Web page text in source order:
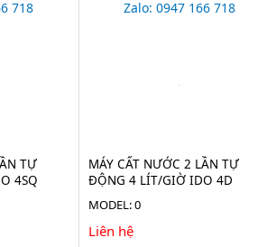
718
TỰ
4SQ
Zalo: 0947 166 718
MÁY CẤT NƯỚC 2 LẦN TỰ
ĐỘNG 4 LÍT/GIỜ IDO 4D
MODEL: 0
Liên hệ